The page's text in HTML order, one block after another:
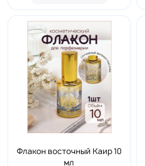
Флакон восточный Каир 10
мл